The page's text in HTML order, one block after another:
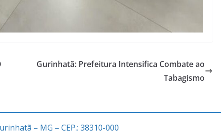
Gurinhatã: Prefeitura Intensifica Combate ao
Tabagismo
– MG – CEP.: 38310-000